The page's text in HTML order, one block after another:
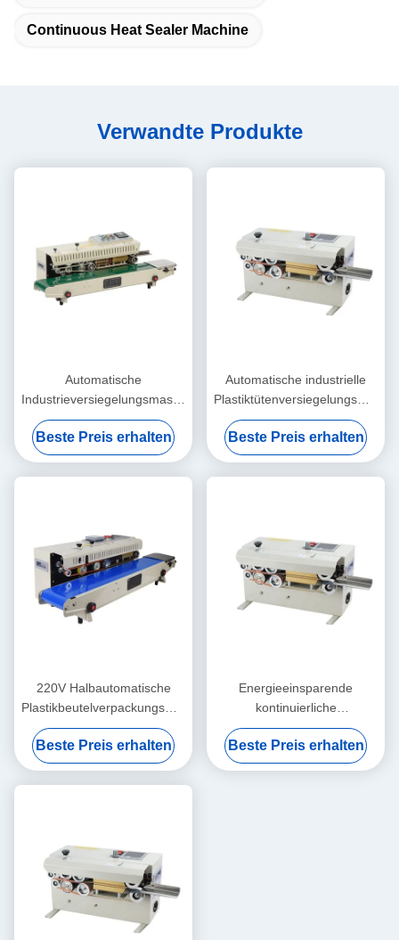
Continuous Heat Sealer Machine
Verwandte Produkte
Automatische
Industrieversiegelungsmaschine
Ermüdungsbeständiges
kontinuierliches Band-
Wärmesiegel
Beste Preis erhalten
Automatische industrielle
Elektrisch angetriebener Typ
Umweltfreundlich
Beste Preis erhalten
220V Halbautomatische
Plastikbeutelverpackungsmaschine
Flexible und einfache
Wartung
Beste Preis erhalten
Energieeinsparende
kontinuierliche
Beutelversiegelungsmaschine
für Getränke
Beste Preis erhalten